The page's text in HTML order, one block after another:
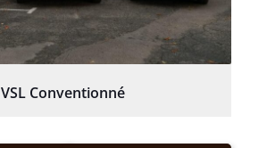
VSL Conventionné